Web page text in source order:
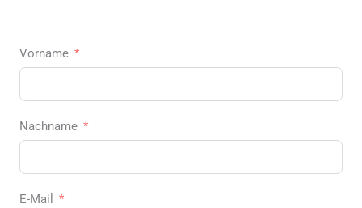
Vorname
Nachname
E-Mail